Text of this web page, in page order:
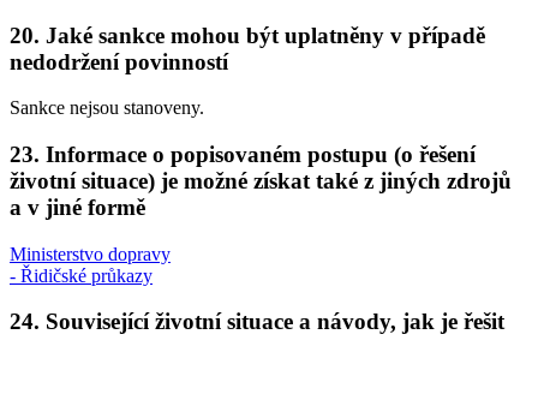
20. Jaké sankce mohou být uplatněny v případě
nedodržení povinností
Sankce nejsou stanoveny.
23. Informace o popisovaném postupu (o řešení
životní situace) je možné získat také z jiných zdrojů
a v jiné formě
Ministerstvo dopravy
- Řidičské průkazy
24. Související životní situace a návody, jak je řešit